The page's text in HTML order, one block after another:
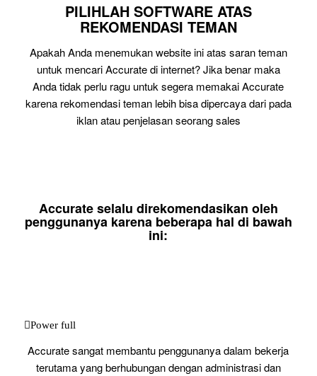
PILIHLAH SOFTWARE ATAS
REKOMENDASI TEMAN
Apakah Anda menemukan website ini atas saran teman
untuk mencari Accurate di internet? Jika benar maka
Anda tidak perlu ragu untuk segera memakai Accurate
karena rekomendasi teman lebih bisa dipercaya dari pada
iklan atau penjelasan seorang sales
Accurate selalu direkomendasikan oleh
penggunanya karena beberapa hal di bawah
ini:
Power full
Accurate sangat membantu penggunanya dalam bekerja
terutama yang berhubungan dengan administrasi dan